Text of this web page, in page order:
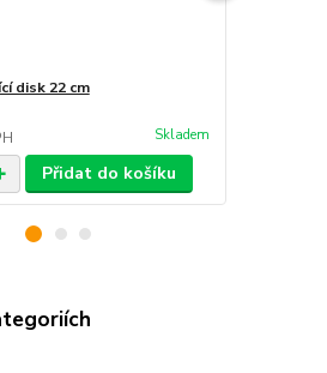
disk 22 cm
Skladem
Přidat do košíku